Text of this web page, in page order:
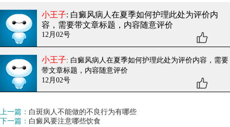
小王子: 白癜风病人在夏季如何护理此处为评价内
容，需要带文章标题，内容随意评价
12月02号
小王子: 白癜风病人在夏季如何护理此处为评价内容，需要
带文章标题，内容随意评价
12月02号
上一篇： 白斑病人不能做的不良行为有哪些
下一篇： 白癜风要注意哪些饮食